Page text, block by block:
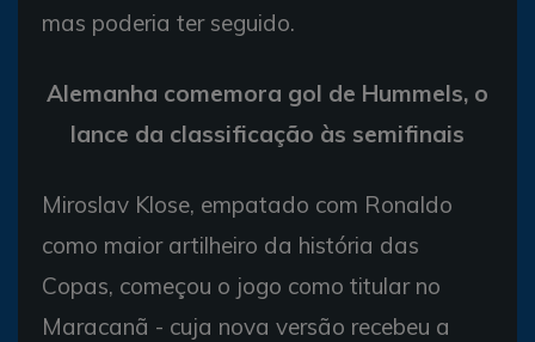
mas poderia ter seguido.
Alemanha comemora gol de Hummels, o
lance da classificação às semifinais
Miroslav Klose, empatado com Ronaldo
como maior artilheiro da história das
Copas, começou o jogo como titular no
Maracanã - cuja nova versão recebeu a